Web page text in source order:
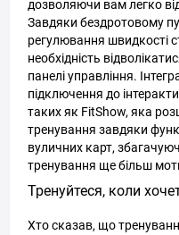
дозволяючи вам легко
Завдяки бездротовому
регулювання швидкості
необхідність
панелі управління.
підключення до
таких як FitShow, яка
тренування завдяки
вуличних карт,
тренування ще більш
Тренуйтеся, коли
Хто сказав, що